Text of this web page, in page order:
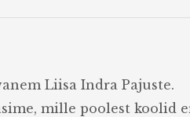
Liisa Indra Pajuste.
mille poolest koolid